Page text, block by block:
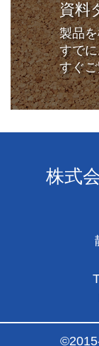
資料
製品
すで
すぐ
株式